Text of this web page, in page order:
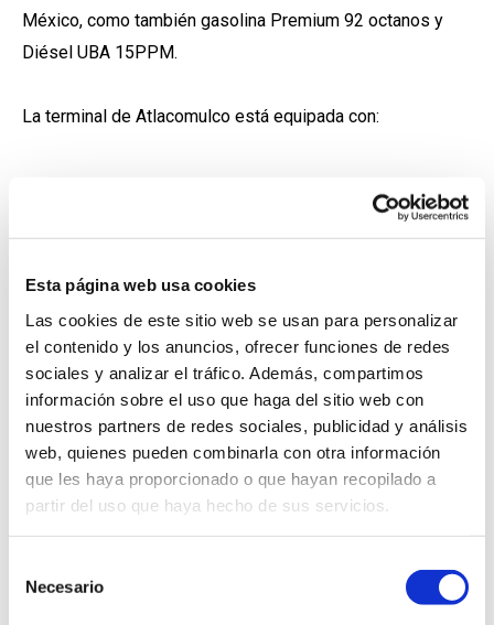
Esta página web usa cookies
Las cookies de este sitio web se usan para personalizar
el contenido y los anuncios, ofrecer funciones de redes
sociales y analizar el tráfico. Además, compartimos
información sobre el uso que haga del sitio web con
nuestros partners de redes sociales, publicidad y análisis
web, quienes pueden combinarla con otra información
que les haya proporcionado o que hayan recopilado a
partir del uso que haya hecho de sus servicios.
Necesario
México, como también gasolina Premium 92 octanos y
Diésel UBA 15PPM.
La terminal de Atlacomulco está equipada con:
150 mil barriles de almacenamiento para gasolinas y
Capacidad para carga de auto tanques de 20, 30 y 40
mil litros
Descarga de fulles.
Posibilidad de cargar hasta tres productos de forma
simultanea bottom loading con producto segregado:
Regular/Premium/Diésel.
Trabajo automatizado con la más alta tecnología
Capacidad de operar hasta 24 horas durante los 7 días
Servicio de documentación en línea